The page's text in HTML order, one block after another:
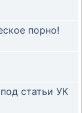
порно!
статьи УК